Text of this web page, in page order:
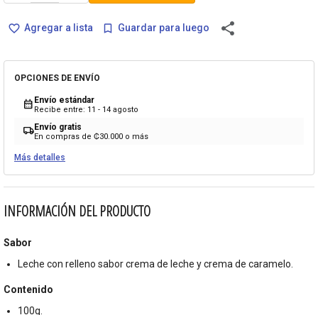
favorite_border Agregar a lista bookmark_border Guardar para luego share
OPCIONES DE ENVÍO
calendar_month Envío estándar
Recibe entre: 11 - 14 agosto
local_shippingEnvío gratis
En compras de ₡30.000 o más
Más detalles
INFORMACIÓN DEL PRODUCTO
Sabor
Leche con relleno sabor crema de leche y crema de caramelo.
Contenido
100g.